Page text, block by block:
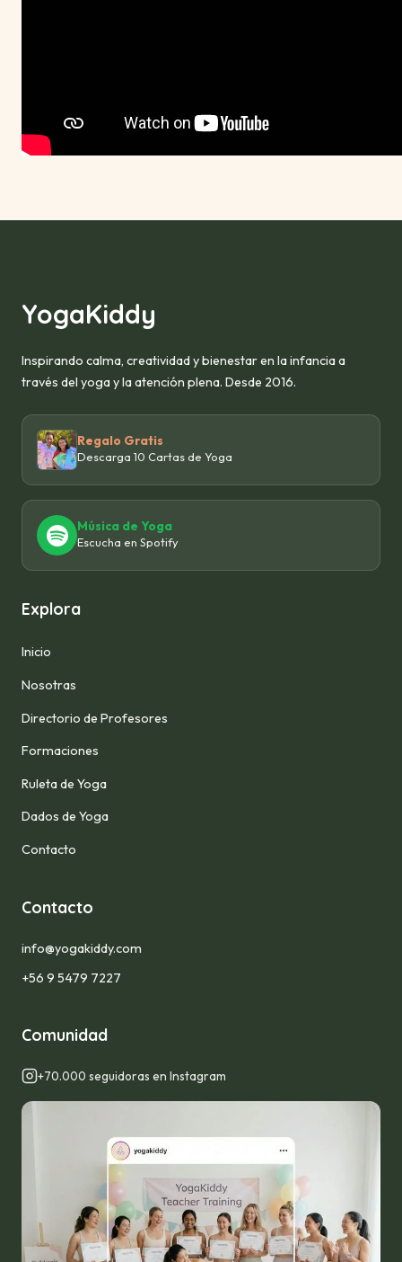
YogaKiddy
Inspirando calma, creatividad y bienestar en la infancia a
través del yoga y la atención plena. Desde 2016.
Regalo Gratis
Descarga 10 Cartas de Yoga
Música de Yoga
Escucha en Spotify
Explora
Inicio
Nosotras
Directorio de Profesores
Formaciones
Ruleta de Yoga
Dados de Yoga
Contacto
Contacto
info@yogakiddy.com
+56 9 5479 7227
Comunidad
+70.000 seguidoras en Instagram